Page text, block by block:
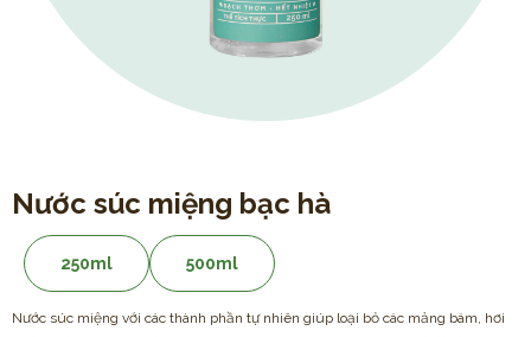
Nước súc miệng bạc hà
250ml 500ml
Nước súc miệng với các thành phần tự nhiên giúp loại bỏ các mảng bám, hơi